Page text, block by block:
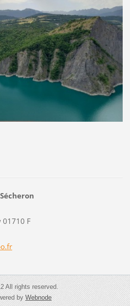
01710 F
r
All rights reserved.
byWebnode